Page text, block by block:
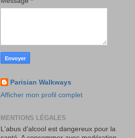
Parisian Walkways
Afficher mon profil complet
MENTIONS LÉGALES
L'abus d'alcool est dangereux pour la